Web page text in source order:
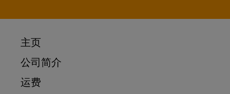
主页
公司简介
运费